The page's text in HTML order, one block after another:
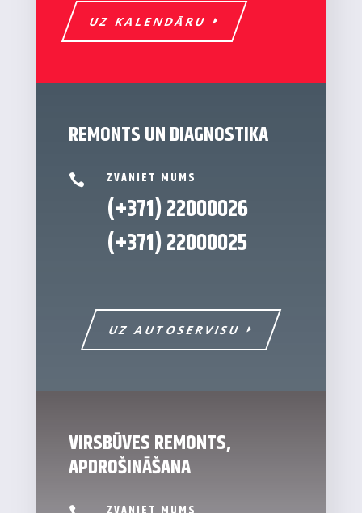
UZ KALENDĀRU
REMONTS UN DIAGNOSTIKA
 ZVANIET MUMS
(+371) 22000026
(+371)22000025
UZ AUTOSERVISU
VIRSBŪVES REMONTS,
APDROŠINĀŠANA